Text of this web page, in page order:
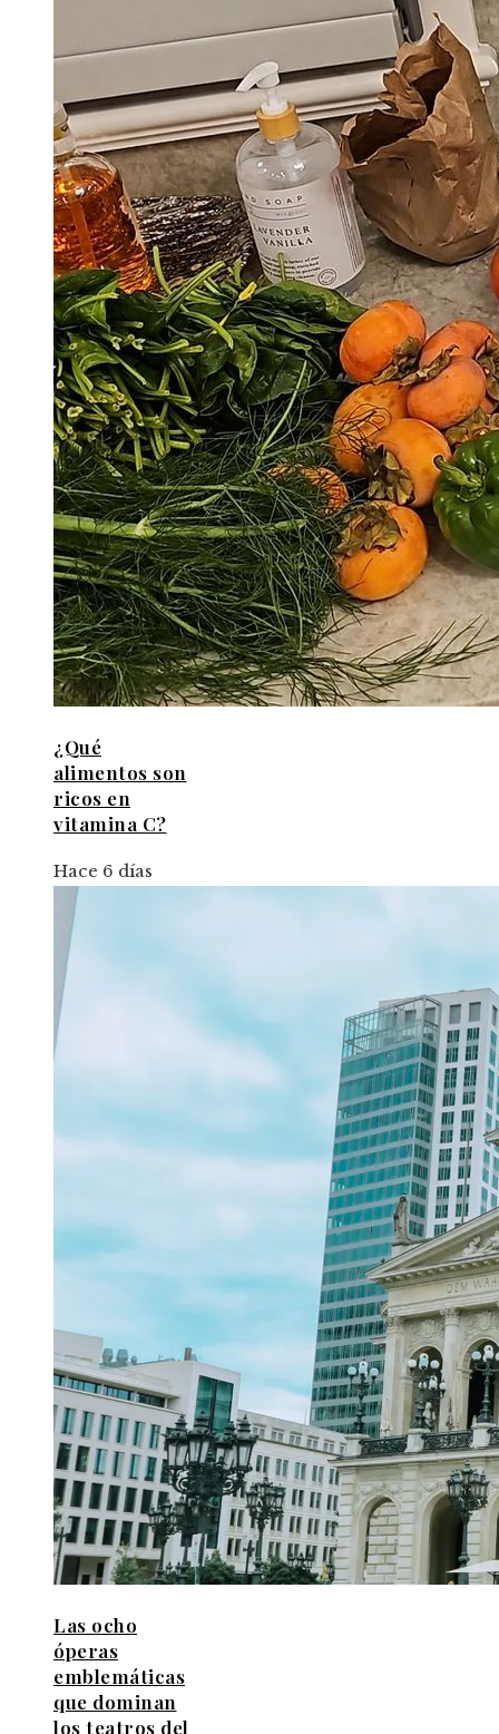
¿Qué
alimentos son
ricos en
vitamina C?
Hace 6 días
Las ocho
óperas
emblemáticas
que dominan
los teatros del